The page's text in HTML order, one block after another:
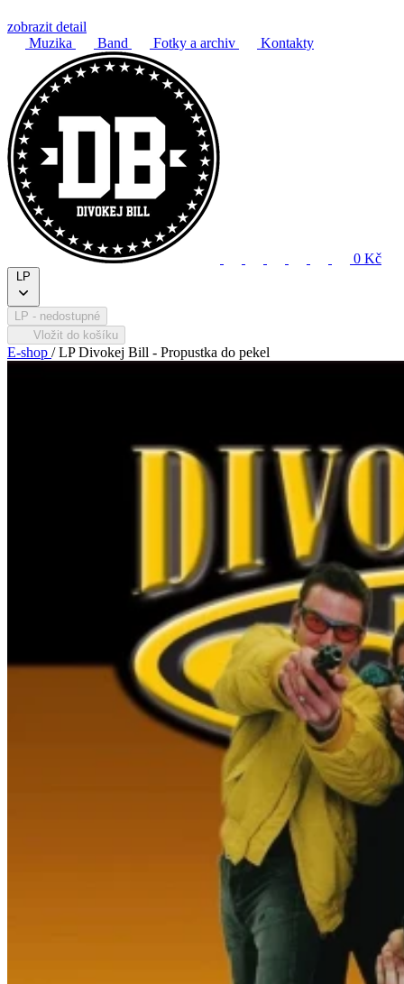
zobrazit detail
Muzika
Band Fotky a archiv Kontakty
0 Kč
LP
LP - nedostupné
Vložit do košíku
E-shop / LP Divokej Bill - Propustka do pekel